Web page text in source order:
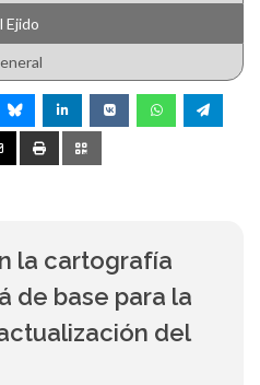
Ejido
la cartografía
de base para la
del